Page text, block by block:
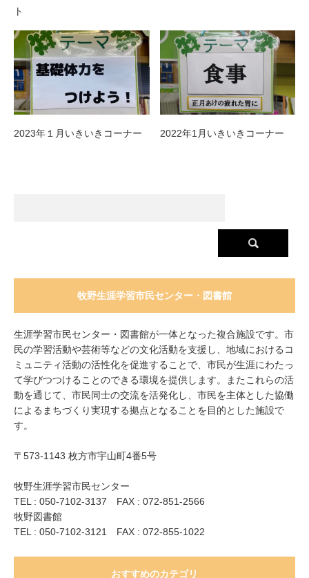
ト
2023年１月いきいきコーナー 2022年1月いきいきコーナー
牧野生涯学習市民センター・図書館
生涯学習市民センター・図書館が一体となった複合施設です。市
民の学習活動や芸術等などの文化活動を支援し、地域におけるコ
ミュニティ活動の活性化を促進することで、市民が生涯にわたっ
て学びつつけることのできる環境を提供します。またこれらの活
動を通じて、市民同士の交流を活発化し、市民を主体とした協働
によるまちづくり実現する拠点となることを目的とした施設で
す。
〒573-1143 枚方市宇山町4番5号
牧野生涯学習市民センター
TEL : 050-7102-3137 FAX : 072-851-2566
牧野図書館
TEL : 050-7102-3121 FAX : 072-855-1022
おすすめのカテゴリ